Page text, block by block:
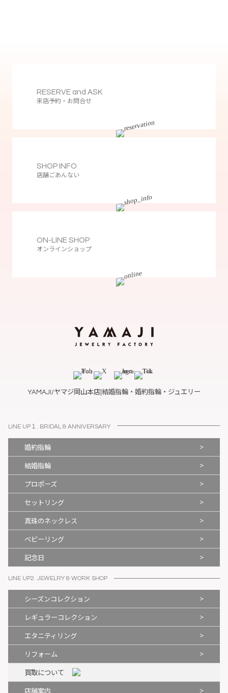
RESERVE and ASK
来店予約・お問合せ
SHOP INFO
店舗ごあんない
ON-LINE SHOP
オンラインショップ
YAMAJI/ヤマジ岡山本店|結婚指輪・婚約指輪・ジュエリー
LINE UP１. BRIDAL & ANNIVERSARY
婚約指輪 >
結婚指輪 >
プロポーズ >
セットリング >
真珠のネックレス >
ベビーリング >
記念日 >
LINE UP2. JEWELRY & WORK SHOP
シーズンコレクション >
レギュラーコレクション >
エタニティリング >
リフォーム >
買取について
店舗案内 >